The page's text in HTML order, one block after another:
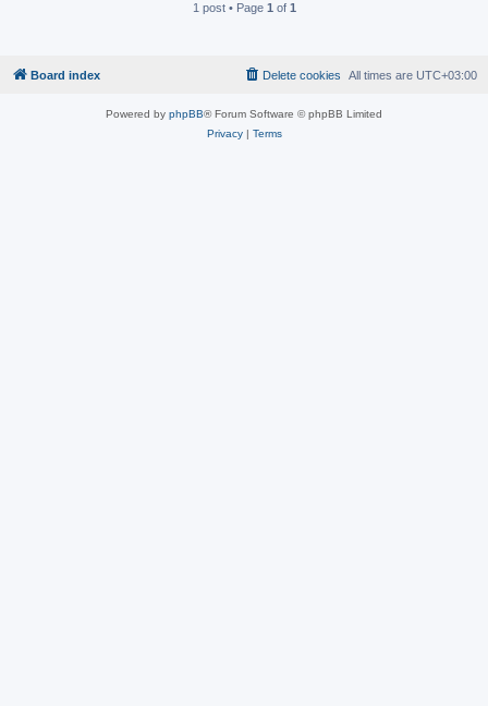
1 post • Page 1 of 1
Board index All times are UTC+03:00
Delete cookies
Powered by phpBB® Forum Software © phpBB Limited
Privacy| Terms